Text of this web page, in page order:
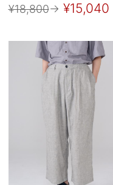
¥18,800→ ¥15,040